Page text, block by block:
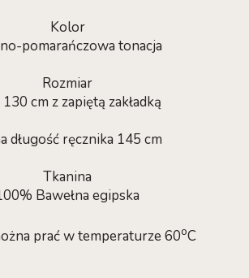
Kolor
pomarańczowa tonacja
Rozmiar
cm z zapiętą zakładką
długość ręcznika 145 cm
Tkanina
Bawełna egipska
prać w temperaturze 60oC